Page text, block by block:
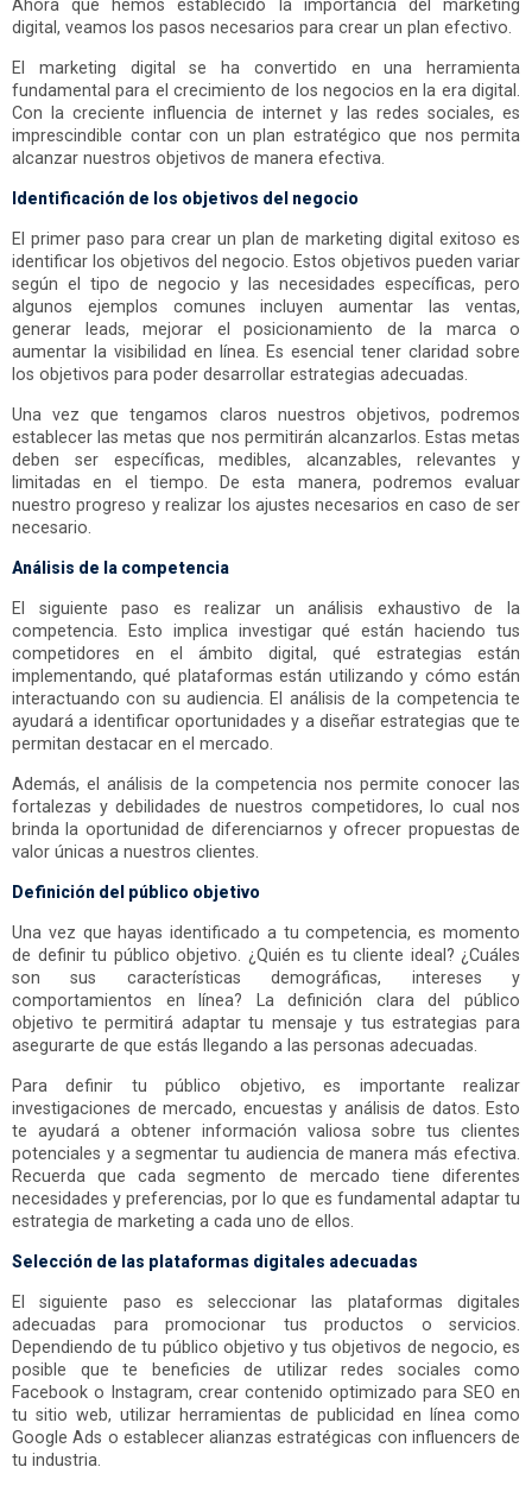
Ahora que hemos establecido la importancia del marketing
digital, veamos los pasos necesarios para crear un plan efectivo.
El marketing digital se ha convertido en una herramienta
fundamental para el crecimiento de los negocios en la era digital.
Con la creciente influencia de internet y las redes sociales, es
imprescindible contar con un plan estratégico que nos permita
alcanzar nuestros objetivos de manera efectiva.
Identificación de los objetivos del negocio
El primer paso para crear un plan de marketing digital exitoso es
identificar los objetivos del negocio. Estos objetivos pueden variar
según el tipo de negocio y las necesidades específicas, pero
algunos ejemplos comunes incluyen aumentar las ventas,
generar leads, mejorar el posicionamiento de la marca o
aumentar la visibilidad en línea. Es esencial tener claridad sobre
los objetivos para poder desarrollar estrategias adecuadas.
Una vez que tengamos claros nuestros objetivos, podremos
establecer las metas que nos permitirán alcanzarlos. Estas metas
deben ser específicas, medibles, alcanzables, relevantes y
limitadas en el tiempo. De esta manera, podremos evaluar
nuestro progreso y realizar los ajustes necesarios en caso de ser
necesario.
Análisis de la competencia
El siguiente paso es realizar un análisis exhaustivo de la
competencia. Esto implica investigar qué están haciendo tus
competidores en el ámbito digital, qué estrategias están
implementando, qué plataformas están utilizando y cómo están
interactuando con su audiencia. El análisis de la competencia te
ayudará a identificar oportunidades y a diseñar estrategias que te
permitan destacar en el mercado.
Además, el análisis de la competencia nos permite conocer las
fortalezas y debilidades de nuestros competidores, lo cual nos
brinda la oportunidad de diferenciarnos y ofrecer propuestas de
valor únicas a nuestros clientes.
Definición del público objetivo
Una vez que hayas identificado a tu competencia, es momento
de definir tu público objetivo. ¿Quién es tu cliente ideal? ¿Cuáles
son sus características demográficas, intereses y
comportamientos en línea? La definición clara del público
objetivo te permitirá adaptar tu mensaje y tus estrategias para
asegurarte de que estás llegando a las personas adecuadas.
Para definir tu público objetivo, es importante realizar
investigaciones de mercado, encuestas y análisis de datos. Esto
te ayudará a obtener información valiosa sobre tus clientes
potenciales y a segmentar tu audiencia de manera más efectiva.
Recuerda que cada segmento de mercado tiene diferentes
necesidades y preferencias, por lo que es fundamental adaptar tu
estrategia de marketing a cada uno de ellos.
Selección de las plataformas digitales adecuadas
El siguiente paso es seleccionar las plataformas digitales
adecuadas para promocionar tus productos o servicios.
Dependiendo de tu público objetivo y tus objetivos de negocio, es
posible que te beneficies de utilizar redes sociales como
Facebook o Instagram, crear contenido optimizado para SEO en
tu sitio web, utilizar herramientas de publicidad en línea como
Google Ads o establecer alianzas estratégicas con influencers de
tu industria.